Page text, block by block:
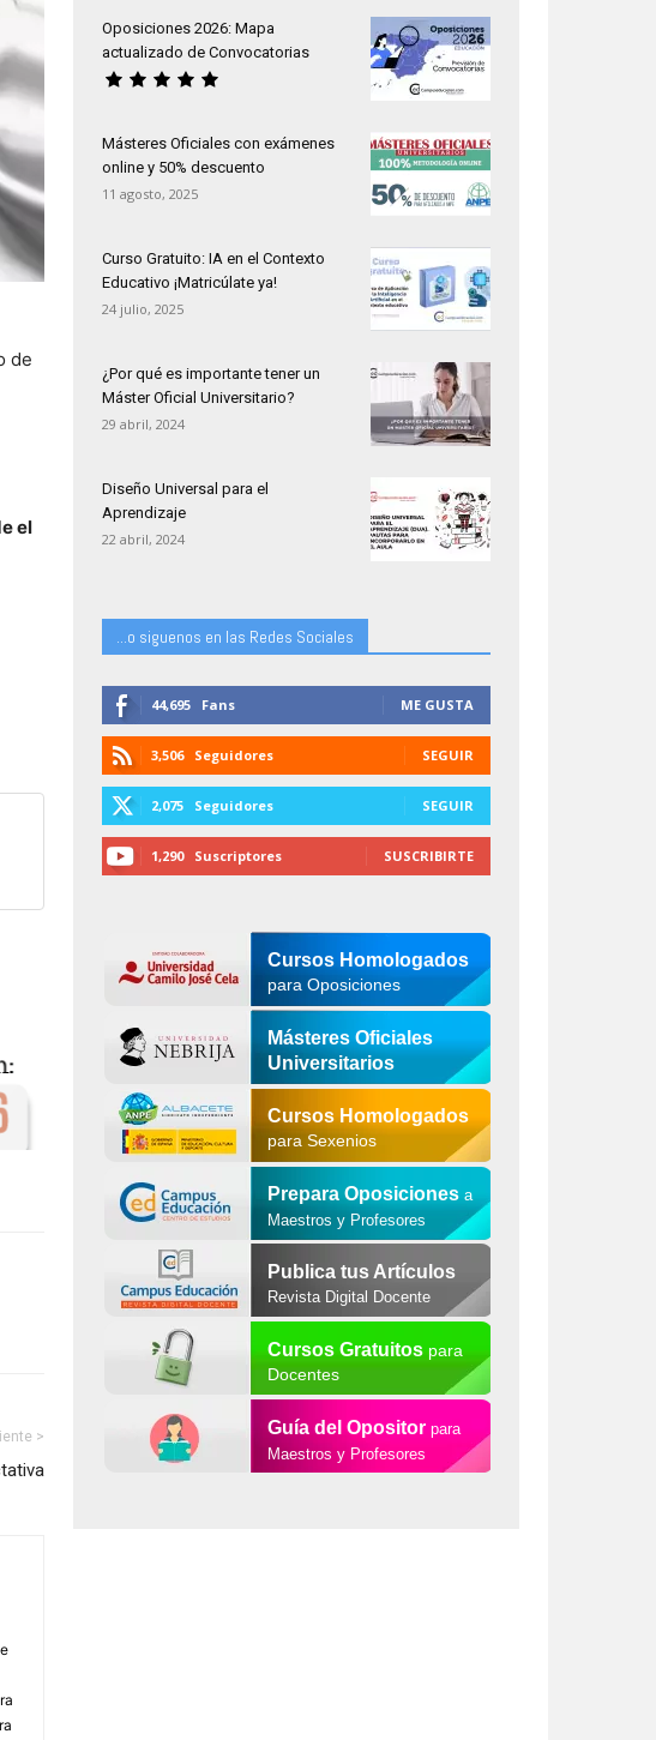
de
el
>
Oposiciones 2026: Mapa
actualizado de Convocatorias
Másteres Oficiales con exámenes
online y 50% descuento
11 agosto, 2025
Curso Gratuito: IA en el Contexto
Educativo ¡Matricúlate ya!
24 julio, 2025
¿Por qué es importante tener un
Máster Oficial Universitario?
29 abril, 2024
Diseño Universal para el
Aprendizaje
22 abril, 2024
...o siguenos en las Redes Sociales
44,695 Fans ME GUSTA
3,506 Seguidores SEGUIR
2,075 Seguidores SEGUIR
1,290 Suscriptores SUSCRIBIRTE
Cursos Homologados
para Oposiciones
Másteres Oficiales
Universitarios
Cursos Homologados
para Sexenios
Prepara Oposiciones a
Maestros y Profesores
Publica tus Artículos
Revista Digital Docente
Cursos Gratuitospara
Docentes
Guía del Opositor para
Maestros y Profesores